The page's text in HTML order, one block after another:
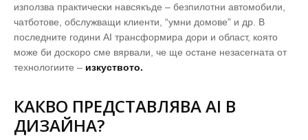
използва практически навсякъде – безпилотни автомобили,
чатботове, обслужващи клиенти, “умни домове” и др. В
последните години AI трансформира дори и област, която
може би доскоро сме вярвали, че ще остане незасегната от
технологиите – изкуството.
КАКВО ПРЕДСТАВЛЯВАAI В
ДИЗАЙНА?